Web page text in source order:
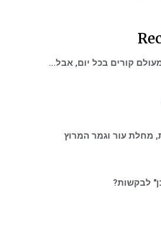
קורים בכל יום, אבל…
מחלת עור וגמר המרוץ
לבקשות?